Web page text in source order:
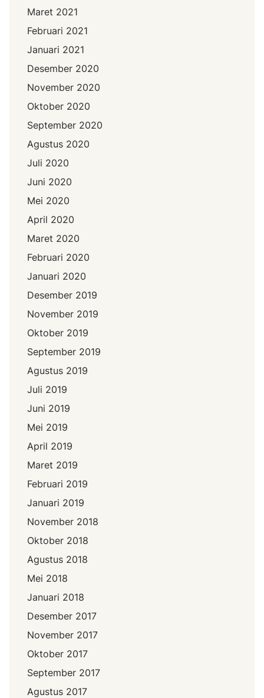
Maret 2021
Februari 2021
Januari 2021
Desember 2020
November 2020
Oktober 2020
September 2020
Agustus 2020
Juli 2020
Juni 2020
Mei 2020
April 2020
Maret 2020
Februari 2020
Januari 2020
Desember 2019
November 2019
Oktober 2019
September 2019
Agustus 2019
Juli 2019
Juni 2019
Mei 2019
April 2019
Maret 2019
Februari 2019
Januari 2019
November 2018
Oktober 2018
Agustus 2018
Mei 2018
Januari 2018
Desember 2017
November 2017
Oktober 2017
September 2017
Agustus 2017